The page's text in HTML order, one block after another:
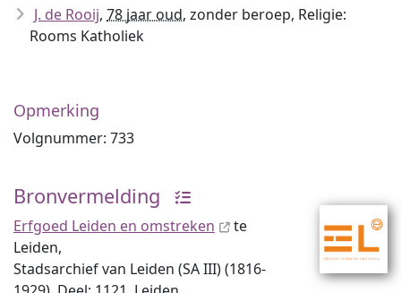
J. de Rooij, 78 jaar oud, zonder beroep, Religie:
Rooms Katholiek
Opmerking
Volgnummer: 733
Bronvermelding
Erfgoed Leiden en omstreken
te
Leiden,
Stadsarchief van Leiden (SA III) (1816-